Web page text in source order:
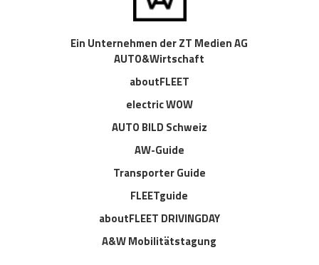
Ein Unternehmen der ZT Medien AG
AUTO&Wirtschaft
aboutFLEET
electric WOW
AUTO BILD Schweiz
AW-Guide
Transporter Guide
FLEETguide
aboutFLEET DRIVINGDAY
A&W Mobilitätstagung